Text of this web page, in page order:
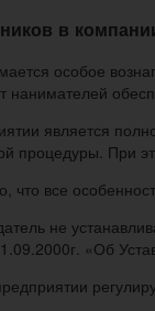
в
особое
нанимателей
является
процедуры. При
что все
не
«Об